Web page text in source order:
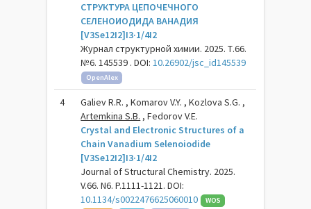
СТРУКТУРА ЦЕПОЧЕЧНОГО
СЕЛЕНОИОДИДА ВАНАДИЯ
[V3Se12I2]I3·1/4I2
Журнал структурной химии. 2025. Т.66.
№6. 145539 . DOI:10.26902/jsc_id145539
OpenAlex
4
Galiev R.R. , Komarov V.Y. , Kozlova S.G. ,
Artemkina S.B. , Fedorov V.E.
Crystal and Electronic Structures of a
Chain Vanadium Selenoiodide
[V3Se12I2]I3·1/4I2
Journal of Structural Chemistry. 2025.
V.66. N6. P.1111-1121. DOI:
10.1134/s0022476625060010
WOS